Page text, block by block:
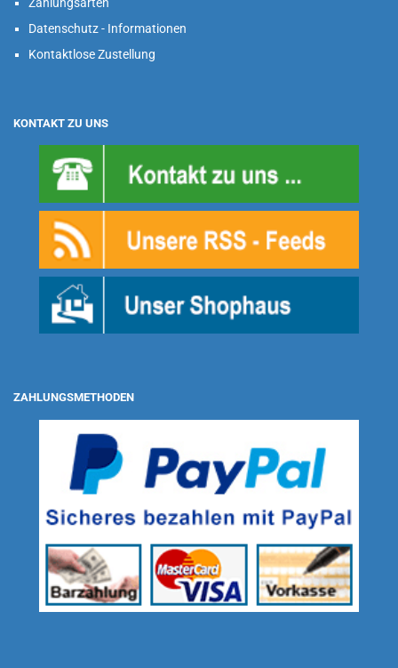
Datenschutz - Informationen
Kontaktlose Zustellung
KONTAKT ZU UNS
ZAHLUNGSMETHODEN